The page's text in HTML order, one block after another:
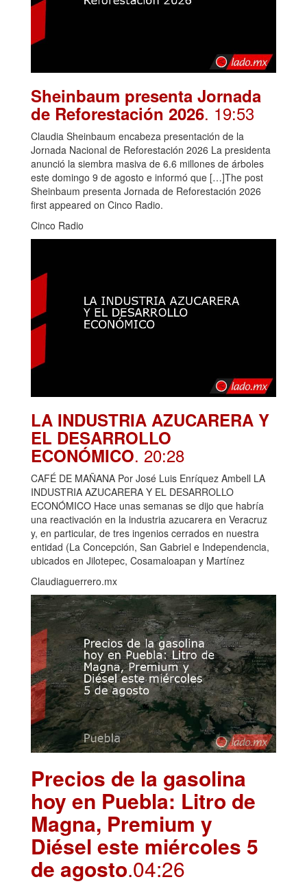
Sheinbaum presenta Jornada
de Reforestación 2026. 19:53
Claudia Sheinbaum encabeza presentación de la
Jornada Nacional de Reforestación 2026 La presidenta
anunció la siembra masiva de 6.6 millones de árboles
este domingo 9 de agosto e informó que […]The post
Sheinbaum presenta Jornada de Reforestación 2026
first appeared on Cinco Radio.
Cinco Radio
LA INDUSTRIA AZUCARERA Y
EL DESARROLLO
ECONÓMICO. 20:28
CAFÉ DE MAÑANA Por José Luis Enríquez Ambell LA
INDUSTRIA AZUCARERA Y EL DESARROLLO
ECONÓMICO Hace unas semanas se dijo que habría
una reactivación en la industria azucarera en Veracruz
y, en particular, de tres ingenios cerrados en nuestra
entidad (La Concepción, San Gabriel e Independencia,
ubicados en Jilotepec, Cosamaloapan y Martínez
Claudiaguerrero.mx
Precios de la gasolina
hoy en Puebla: Litro de
Magna, Premium y
Diésel este miércoles 5
de agosto.04:26